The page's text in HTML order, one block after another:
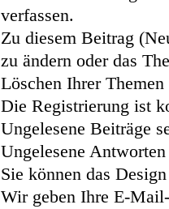
verfassen.
Zu diesem Beitrag
zu ändern oder das
Löschen Ihrer
Die Registrierung ist
Ungelesene Beiträge
Ungelesene
Sie können das
Wir geben Ihre E-